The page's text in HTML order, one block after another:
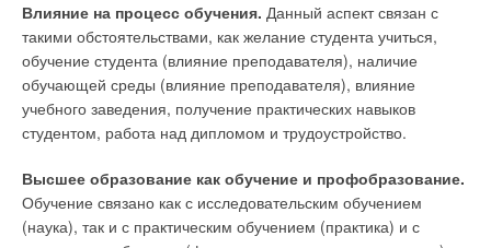
Влияние на процесс обучения. Данный аспект связан с
такими обстоятельствами, как желание студента учиться,
обучение студента (влияние преподавателя), наличие
обучающей среды (влияние преподавателя), влияние
учебного заведения, получение практических навыков
студентом, работа над дипломом и трудоустройство.
Высшее образование как обучение и профобразование.
Обучение связано как с исследовательским обучением
(наука), так и с практическим обучением (практика) и с